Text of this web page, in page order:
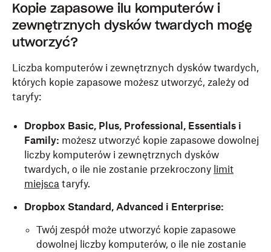
Kopie zapasowe ilu komputerów i
zewnętrznych dysków twardych mogę
utworzyć?
Liczba komputerów i zewnętrznych dysków twardych,
których kopie zapasowe możesz utworzyć, zależy od
taryfy:
Dropbox Basic, Plus, Professional, Essentials i
Family: możesz utworzyć kopie zapasowe dowolnej
liczby komputerów i zewnętrznych dysków
twardych, o ile nie zostanie przekroczony limit
miejsca taryfy.
Dropbox Standard, Advanced i Enterprise:
Twój zespół może utworzyć kopie zapasowe
dowolnej liczby komputerów, o ile nie zostanie